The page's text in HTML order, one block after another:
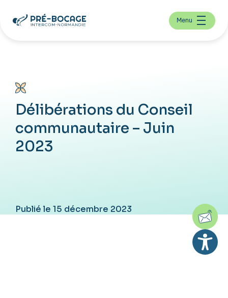
Menu
Délibérations du Conseil
communautaire – Juin
2023
Publié le 15 décembre 2023